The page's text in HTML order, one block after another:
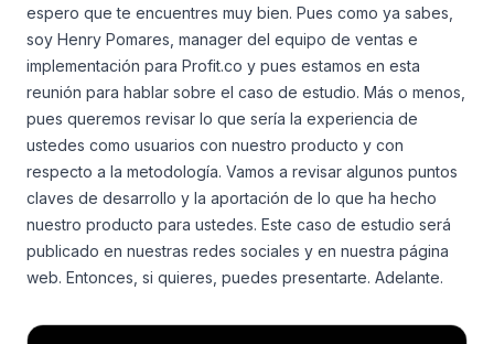
espero que te encuentres muy bien. Pues como ya sabes,
soy Henry Pomares, manager del equipo de ventas e
implementación para Profit.co y pues estamos en esta
reunión para hablar sobre el caso de estudio. Más o menos,
pues queremos revisar lo que sería la experiencia de
ustedes como usuarios con nuestro producto y con
respecto a la metodología. Vamos a revisar algunos puntos
claves de desarrollo y la aportación de lo que ha hecho
nuestro producto para ustedes. Este caso de estudio será
publicado en nuestras redes sociales y en nuestra página
web. Entonces, si quieres, puedes presentarte. Adelante.